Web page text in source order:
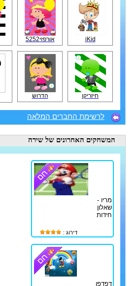
iKid אורפזי5252
חיזריקו הדרוש
לרשימת החברים המלאה
המשחקים האחרונים של שירה
מריו -
שאלון
חידות
דירוג :
דפדפן